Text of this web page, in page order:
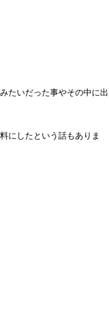
たいだった事やその中に出
にしたという話もありま